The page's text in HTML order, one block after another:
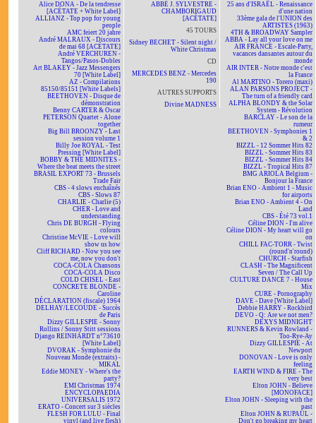
Alice DONA - De la tendresse
[ACÉTATE + White Label]
ALLIANZ - Top pop for young
people
AMC feiert 20 jahre
André MALRAUX - Discours
de mai 68 [ACÉTATE]
André VERCHUREN -
Tangos/Pasos-Dobles
Art BLAKEY - Jazz Messengers
70 [White Label]
AZ - Compilations
85150/85151 [White Labels]
BEETHOVEN - Disque de
démonstration
Benny CARTER & Oscar
PETERSON Quartet - Alone
together
Big Bill BROONZY - Last
session volume 1
Billy Joe ROYAL - Test
Pressing [White Label]
BOBBY & THE MIDNITES -
Where the beat meets the street
BRASIL EXPORT 73 - Brussels
Trade Fair
CBS - 4 slows enchaînés
CBS - Slows 87
CHARLIE - Charlie (5)
CHER - Love and
understanding
Chris DE BURGH - Flying
colours
Christine McVIE - Love will
show us how
Cliff RICHARD - Now you see
me, now you don't
COCA-COLA Chansons
COCA-COLA Disco
COLD CHISEL - East
CONCRETE BLONDE -
Caroline
DÉCLARATION (fiscale) 1964
DELHAY/LECOUDE - Succès
de Paris
Dizzy GILLESPIE - Sonny
Rollins / Sonny Stitt sessions
Django REINHARDT n°73610
[White Label]
DVORAK - Symphonie du
Nouveau Monde (extraits) -
MIKAL
Eddie MONEY - Where's the
party?
EMI Christmas 1974
ENCYCLOPAEDIA
UNIVERSALIS 1972
ERATO - Concert sur 3 siècles
FLESH FOR LULU - Final
vinyl (and live flesh)
ABBÉ J. SYLVESTRE -
CHAMBORIGAUD
[ACÉTATE]
45 TOURS
Sidney BECHET - Silent night /
White Christmas
CD
MERCEDES BENZ - Mercedes
190
AUTRES SUPPORTS
Divine MADNESS
25 ans d'ISRAËL - Renaissance
d'une nation
33ème gala de l'UNION des
ARTISTES (1963)
4TH & BROADWAY Sampler
ABBA - Lay all your love on me
AIR FRANCE - Escale-Party,
vacances dansantes autour du
monde
AIR INTER - Notre monde c'est
la France
Al MARTINO - Torero (maxi)
ALAN PARSONS PROJECT -
The turn of a friendly card
ALPHA BLONDY & the Solar
System - Révolution
BARCLAY - Le son de la
rumeur
BEETHOVEN - Symphonies 1
& 2
BIZZL - 12 Sommer Hits 82
BIZZL - Sommer Hits 83
BIZZL - Sommer Hits 84
BIZZL - Tropical Hits 87
BMG ARIOLA Belgium -
Bonjour la France
Brian ENO - Ambient 1 - Music
for airports
Brian ENO - Ambient 4 - On
Land
CBS - Été 73 vol.1
Céline DION - I'm alive
Céline DION - My heart will go
on
CHILL FAC-TORR - Twist
(round'n'round)
CHURCH - Starfish
CLASH - The Magnificent
Seven / The Call Up
CULTURE DANCE 7 - House
Mix
CURE - Pornography
DAVE - Dave [White Label]
Debbie HARRY - Rockbird
DEVO - Q: Are we not men?
DEXYS MIDNIGHT
RUNNERS & Kevin Rowland -
Too-Rye-Ay
Dizzy GILLESPIE - At
Newport
DONOVAN - Love is only
feeling
EARTH WIND & FIRE - The
very best
Elton JOHN - Believe
[MONOFACE]
Elton JOHN - Sleeping with the
past
Elton JOHN & RUPAUL -
Don't go breaking my heart